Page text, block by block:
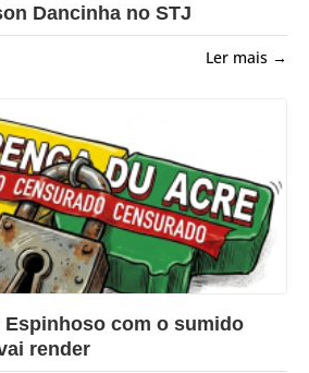
Dancinha no STJ
Ler mais →
Espinhoso com o sumido
render